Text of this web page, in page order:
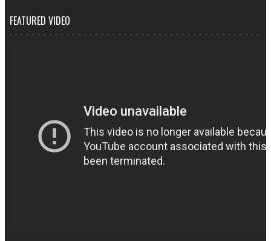
FEATURED VIDEO